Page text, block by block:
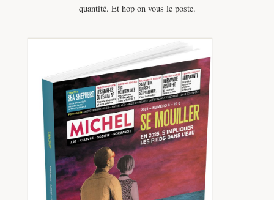
quantité. Et hop on vous le poste.